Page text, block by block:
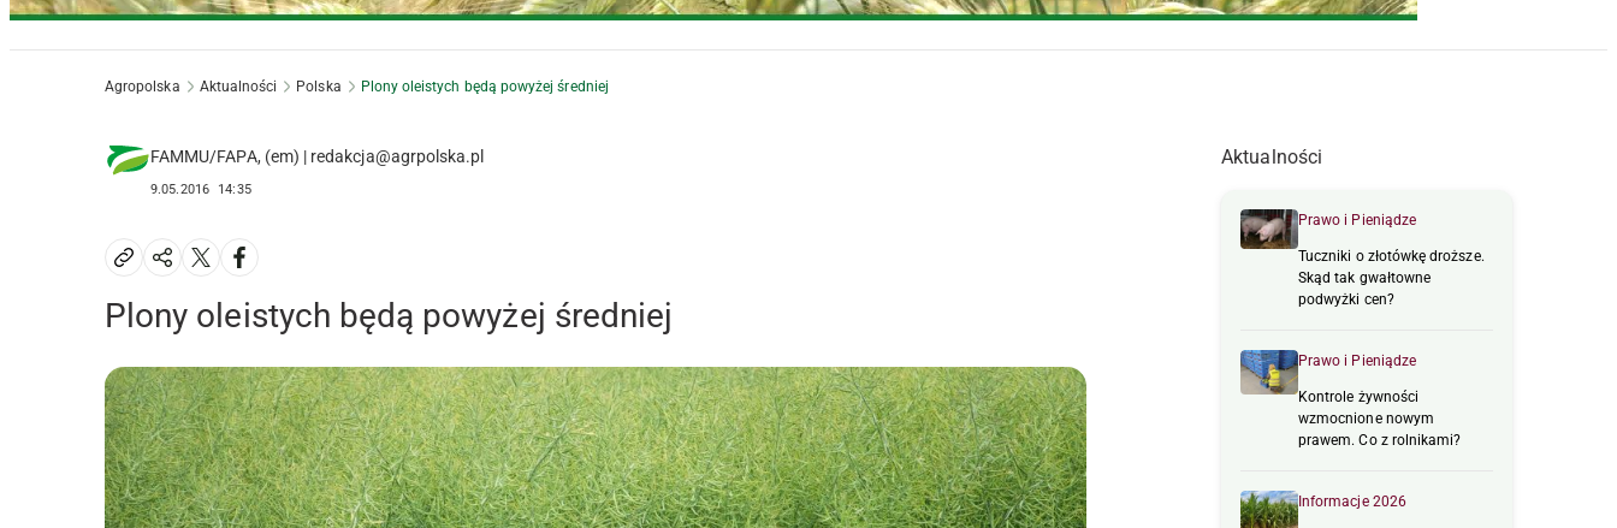
Agropolska Aktualności Polska Plony oleistych będą powyżej średniej
FAMMU/FAPA, (em) | redakcja@agrpolska.pl
9.05.2016 14:35
Plony oleistych będą powyżej średniej
Aktualności
Prawo i Pieniądze
Tuczniki o złotówkę droższe.
Skąd tak gwałtowne
podwyżki cen?
Prawo i Pieniądze
Kontrole żywności
wzmocnione nowym
prawem. Co z rolnikami?
Informacje 2026